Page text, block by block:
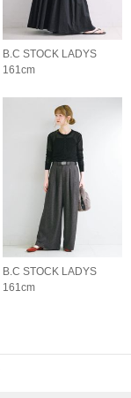
B.C STOCK LADYS
161cm
B.C STOCK LADYS
161cm